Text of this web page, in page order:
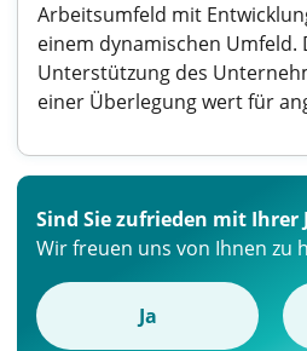
Arbeitsumfeld mit
einem dynamischen Umfeld.
Unterstützung des
einer Überlegung wert für
Sind Sie zufrieden mit Ihrer
Wir freuen uns von Ihnen zu
Ja